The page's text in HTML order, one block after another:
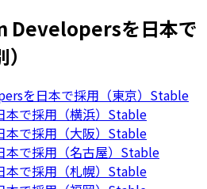
Developersを日本で
を日本で採用（東京） Stable
で採用（横浜） Stable
で採用（大阪） Stable
で採用（名古屋） Stable
で採用（札幌） Stable